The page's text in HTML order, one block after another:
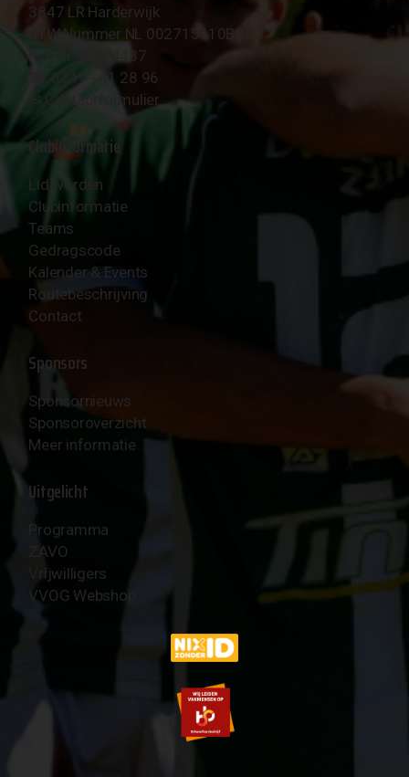
3847 LR Harderwijk
BTW Nummer NL 002715910B01
KvK Nr 40094437
☎︎ 0341 - 41 28 96
✉︎ Contactformulier
Clubinformatie
Lid worden
Clubinformatie
Teams
Gedragscode
Kalender & Events
Routebeschrijving
Contact
Sponsors
Sponsornieuws
Sponsoroverzicht
Meer informatie
Uitgelicht
Programma
ZAVO
Vrijwilligers
VVOG Webshop